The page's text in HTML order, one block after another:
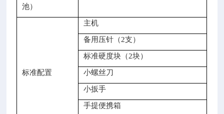
池）
标准配置
主机
备用压针（2支）
标准硬度块（2块）
小螺丝刀
小扳手
手提便携箱